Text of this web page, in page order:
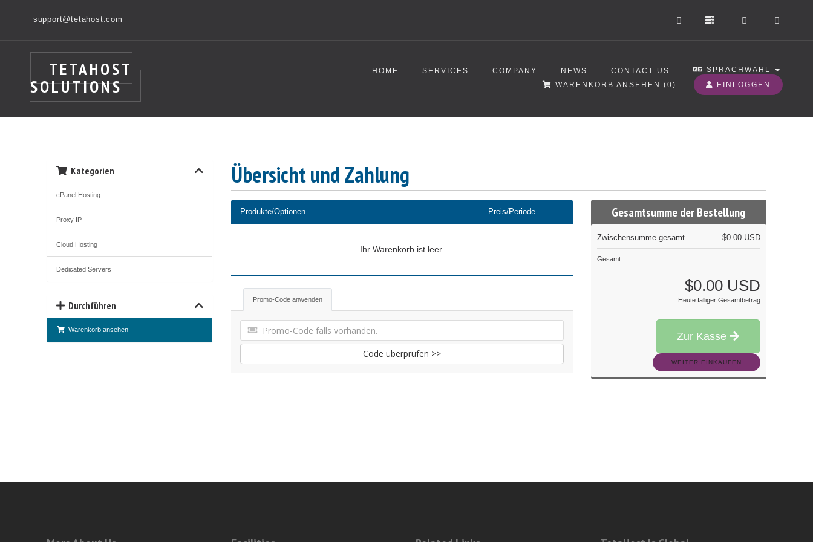
support@tetahost.com
TETAHOST
SOLUTIONS
HOME SERVICES COMPANY NEWS CONTACT US
SPRACHWAHL
WARENKORB ANSEHEN (0) EINLOGGEN
Kategorien
cPanel Hosting
Proxy IP
Cloud Hosting
Dedicated Servers
Durchführen
Warenkorb ansehen
Übersicht und Zahlung
Produkte/Optionen Preis/Periode
Ihr Warenkorb ist leer.
Promo-Code anwenden
Code überprüfen >>
Gesamtsumme der Bestellung
Zwischensumme gesamt $0.00 USD
Gesamt
$0.00 USD
Heute fälliger Gesamtbetrag
Zur Kasse
WEITER EINKAUFEN